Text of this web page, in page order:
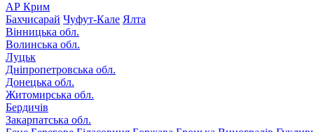
АР Крим
Бахчисарай Чуфут-Кале Ялта
Вінницька обл.
Волинська обл.
Луцьк
Дніпропетровська обл.
Донецька обл.
Житомирська обл.
Бердичів
Закарпатська обл.